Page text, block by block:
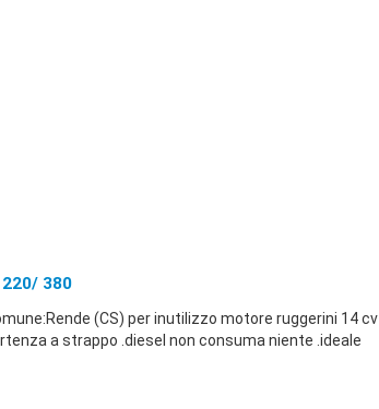
380
(CS) per inutilizzo motore ruggerini 14 cv
a strappo .diesel non consuma niente .ideale